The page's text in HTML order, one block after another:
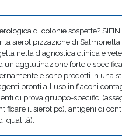
di colonie sospette?
la sierotipizzazione di
nella diagnostica clinica e
un'agglutinazione forte e
e sono prodotti in una
pronti all'uso in flaconi
di prova gruppo-specifici
il sierotipo), antigeni di
qualità).